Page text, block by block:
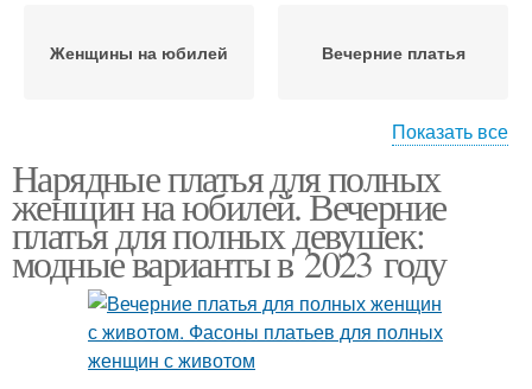
Женщины на юбилей Вечерние платья
девушек
Женщины с животом
Показать все
Нарядные платья для полных
женщин на юбилей. Вечерние
платья для полных девушек:
модные варианты в 2023 году